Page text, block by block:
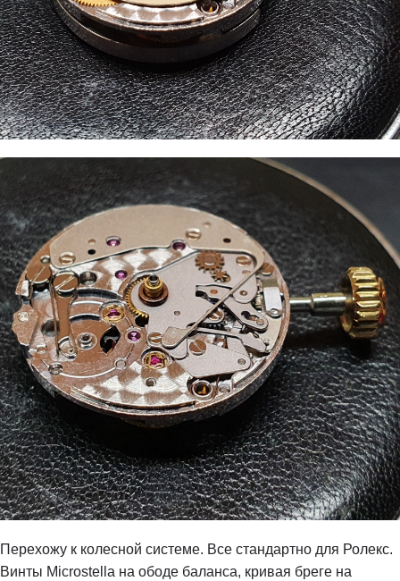
Перехожу к колесной системе. Все стандартно для Ролекс.
Винты Microstella на ободе баланса, кривая бреге на